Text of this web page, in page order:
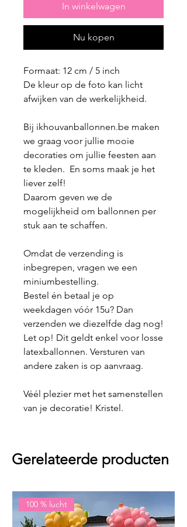
In winkelwagen
Nu kopen
Formaat: 12 cm / 5 inch
De kleur op de foto kan licht
afwijken van de werkelijkheid.
Bij ikhouvanballonnen.be maken
we graag voor jullie mooie
decoraties om jullie feesten aan
te kleden. En soms maak je het
liever zelf!
Daarom geven we de
mogelijkheid om ballonnen per
stuk aan te schaffen.
Omdat de verzending is
inbegrepen, vragen we een
miniumbestelling.
Bestel én betaal je op
weekdagen vóór 15u? Dan
verzenden we diezelfde dag nog!
Let op! Dit geldt enkel voor losse
latexballonnen. Versturen van
andere zaken is op aanvraag.
Véél plezier met het samenstellen
van je decoratie! Kristel.
Gerelateerde producten
100 % lucht